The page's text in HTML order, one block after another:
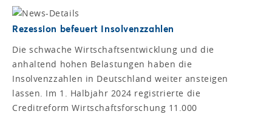
Rezession befeuert Insolvenzzahlen
Die schwache Wirtschaftsentwicklung und die
anhaltend hohen Belastungen haben die
Insolvenzzahlen in Deutschland weiter ansteigen
lassen. Im 1. Halbjahr 2024 registrierte die
Creditreform Wirtschaftsforschung 11.000